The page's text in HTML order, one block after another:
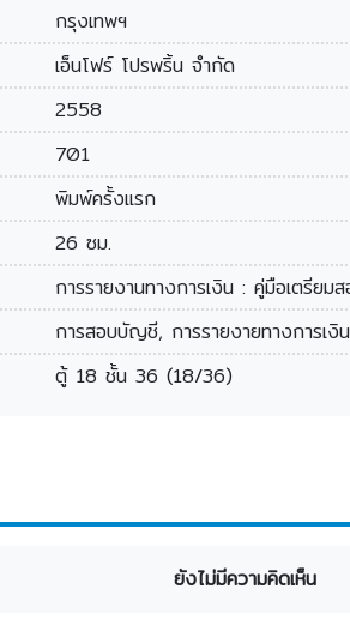
กรุงเทพฯ
เอ็นโฟร์ โปรพริ้น จำกัด
2558
701
พิมพ์ครั้งแรก
26 ซม.
การรายงานทางการเงิน : คู่มือเตรียม
การสอบบัญชี, การรายงายทางการเงิน
ตู้ 18 ชั้น 36 (18/36)
ยังไม่มีความคิดเห็น